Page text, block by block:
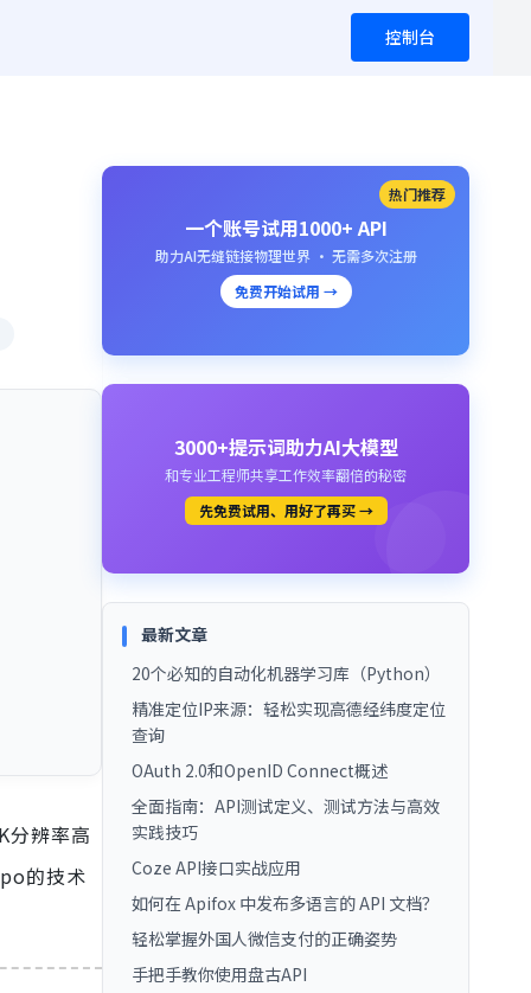
控制台
分辨率高
的技术
热门推荐
一个账号试用1000+ API
助力AI无缝链接物理世界 · 无需多次注册
免费开始试用 →
3000+提示词助力AI大模型
和专业工程师共享工作效率翻倍的秘密
先免费试用、用好了再买 →
最新文章
20个必知的自动化机器学习库（Python）
精准定位IP来源：轻松实现高德经纬度定位
查询
OAuth 2.0和OpenID Connect概述
全面指南：API测试定义、测试方法与高效
实践技巧
Coze API接口实战应用
如何在 Apifox 中发布多语言的 API 文档？
轻松掌握外国人微信支付的正确姿势
手把手教你使用盘古API